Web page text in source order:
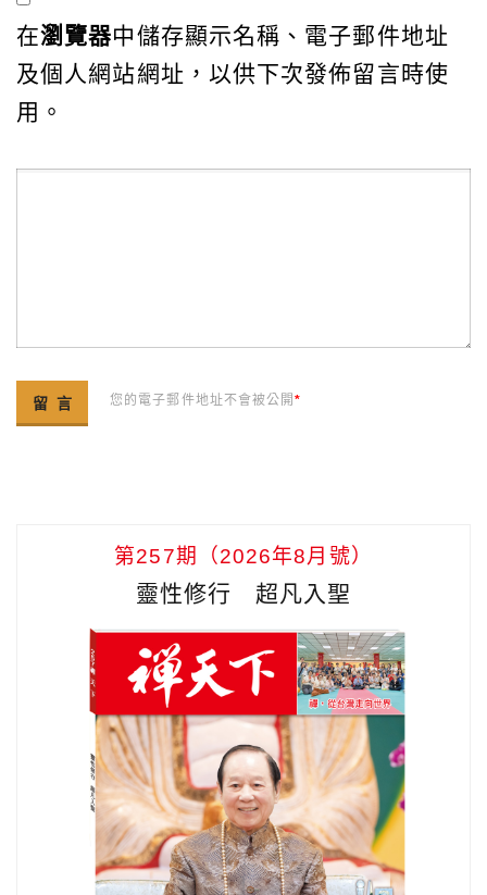
在瀏覽器中儲存顯示名稱、電子郵件地址
及個人網站網址，以供下次發佈留言時使
用。
您的電子郵件地址不會被公開*
第257期（2026年8月號）
靈性修行 超凡入聖